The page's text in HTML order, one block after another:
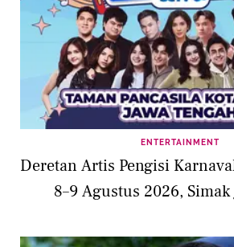
ENTERTAINMENT
Deretan Artis Pengisi
8–9 Agustus 2026,